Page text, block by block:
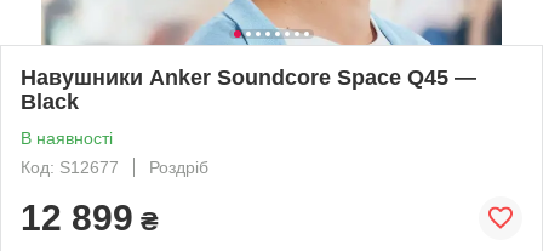
Навушники Anker Soundcore Space Q45 —
Black
В наявності
Код: S12677
Роздріб
12 899 ₴